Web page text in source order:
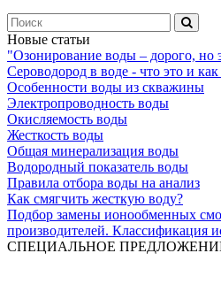
Новые статьи
"Озонирование воды – дорого, но
Сероводород в воде - что это и
Особенности воды из скважины
Электропроводность воды
Окисляемость воды
Жесткость воды
Общая минерализация воды
Водородный показатель воды
Правила отбора воды на анализ
Как смягчить жесткую воду?
Подбор замены ионообменных
производителей. Классификация
СПЕЦИАЛЬНОЕ